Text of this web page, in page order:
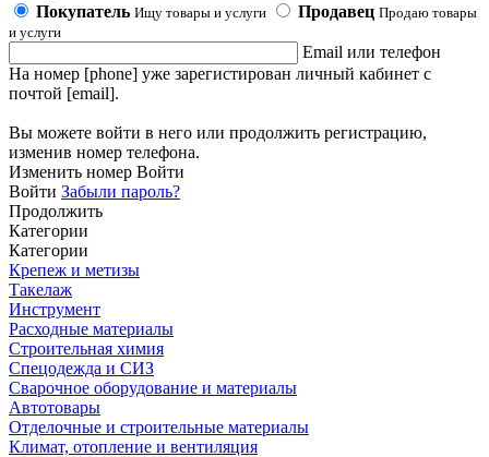
Покупатель Ищу товары и услуги Продавец Продаю товары
и услуги
Email или телефон
На номер [phone] уже зарегистирован личный кабинет с
почтой [email].
Вы можете войти в него или продолжить регистрацию,
изменив номер телефона.
Изменить номер Войти
Войти Забыли пароль?
Продолжить
Категории
Категории
Крепеж и метизы
Такелаж
Инструмент
Расходные материалы
Строительная химия
Спецодежда и СИЗ
Сварочное оборудование и материалы
Автотовары
Отделочные и строительные материалы
Климат, отопление и вентиляция